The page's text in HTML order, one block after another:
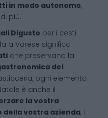
in modo autonomo,
più.
Digusto per i cesti
a Varese significa
che preservano la
del
ogni elemento
è anche il
la vostra
della vostra azienda, i